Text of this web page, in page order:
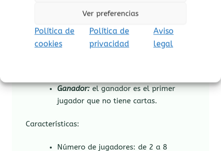
Ver preferencias
Política de
cookies
Política de
privacidad
Aviso
legal
Última carta:si solo te queda una
carta, tienes que decir
“última carta”
mientras haces un salto. Si fallas o te
Ganador: el ganador es el primer
jugador que no tiene cartas.
Características:
Número de jugadores: de 2 a 8